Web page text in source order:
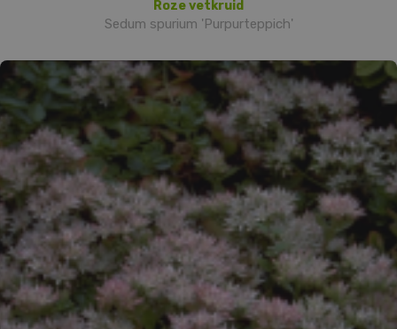
Roze vetkruid
Sedum spurium 'Purpurteppich'